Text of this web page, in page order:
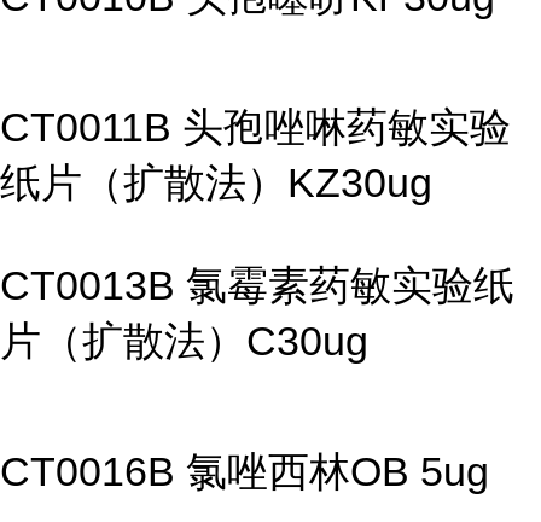
CT0011B 头孢唑啉药敏实验
纸片（扩散法）KZ30ug
CT0013B 氯霉素药敏实验纸
片（扩散法）C30ug
CT0016B 氯唑西林OB 5ug